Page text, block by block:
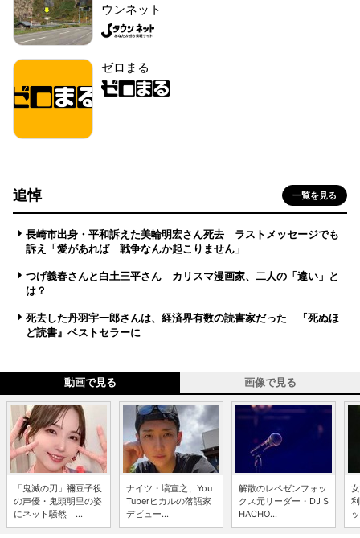
ウンネット
ゼロまる
追悼 一覧を見る
長崎市出身・平和訴えた美輪明宏さん死去 ラストメッセージでも
訴え「愛があれば 戦争なんか起こりません」
つげ義春さんと白土三平さん カリスマ漫画家、二人の「違い」と
は？
死去した丹羽宇一郎さんは、経済界有数の読書家だった 『死ぬほ
ど読書』ベストセラーに
動画で見る 画像で見る
「鬼滅の刃」禰豆子役
の声優・鬼頭明里の姿
にネット騒然 ...
ナイツ・塙宣之、You
Tuberヒカルの落語家
デビュー...
解散のレペゼンフォッ
クス元リーダー・DJ S
HACHO...